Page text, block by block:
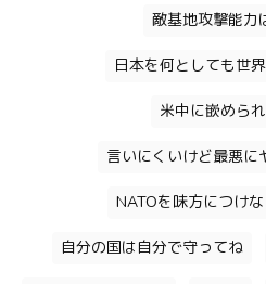
敵基地攻撃能力
日本を何としても世
米中に嵌めら
言いにくいけど最悪に
NATOを味方につけ
自分の国は自分で守ってね